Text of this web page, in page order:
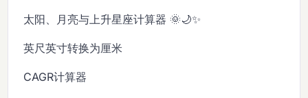
太阳、月亮与上升星座计算器 🌞🌙✨
英尺英寸转换为厘米
CAGR计算器